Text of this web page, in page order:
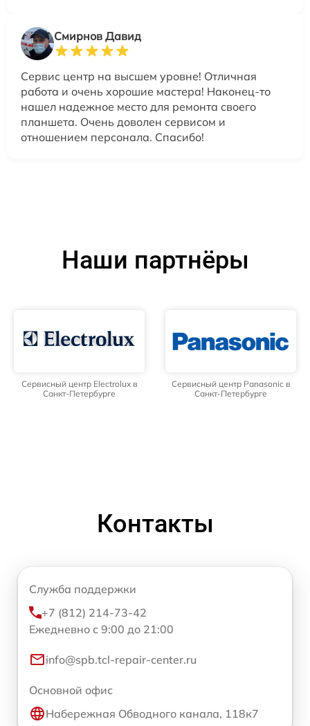
Смирнов Давид
Сервис центр на высшем уровне! Отличная
работа и очень хорошие мастера! Наконец-то
нашел надежное место для ремонта своего
планшета. Очень доволен сервисом и
отношением персонала. Спасибо!
Наши партнёры
Сервисный центр Electrolux в
Санкт-Петербурге
Сервисный центр Panasonic в
Санкт-Петербурге
Контакты
Служба поддержки
+7 (812) 214-73-42
Ежедневно с 9:00 до 21:00
info@spb.tcl-repair-center.ru
Основной офис
Набережная Обводного канала, 118к7